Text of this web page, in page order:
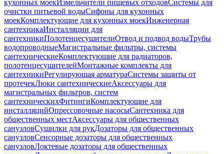
кухонных моекИзмельчители пищевых отходовСистемы для
очистки питьевой водыСифоны для кухонных
моекКомплектующие для кухонных моекИнженерная
сантехникаИнсталляции для
сантехникиПолотенцесушителиОтвод и подвод водыТрубы
водопроводныеМагистральные фильтры, системы
сантехническиеКомплектующие для радиаторов,
полотенцесушителейМонтажные комплекты для
сантехникиРегулирующая арматураСистемы защиты от
протечекЛюки сантехническиеАксессуары для
магистральных фильтров, систем
сантехническихФитингиКомплектующие для
инсталляцийОпрессовочные насосыСантехника для
общественных местАксессуары для общественных
санузловСушилки для рукДозаторы для общественных
санузловСенсорные дозаторы для общественных
санузловЛоктевые дозаторы для общественных